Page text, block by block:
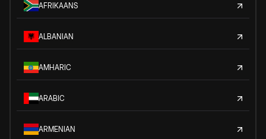
AFRIKAANS
ALBANIAN
AMHARIC
ARABIC
ARMENIAN